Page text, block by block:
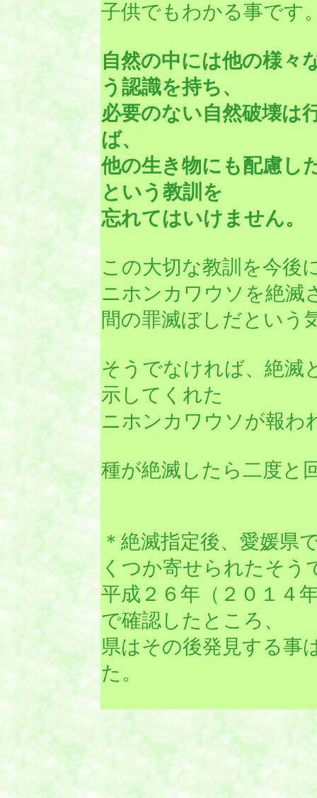
子供でもわかる事です
自然の中には他の様々
う認識を持ち、
必要のない自然破壊は
ば、
他の生き物にも配慮し
という教訓を
忘れてはいけません。
この大切な教訓を今後
ニホンカワウソを絶滅
間の罪滅ぼしだという
そうでなければ、絶滅
示してくれた
ニホンカワウソが報わ
種が絶滅したら二度と
＊絶滅指定後、愛媛県
くつか寄せられたそう
平成２６年（２０１４
で確認したところ、
県はその後発見する事
た。